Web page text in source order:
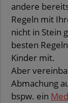
andere
Regeln mit
nicht in Stein
besten
Kinder mit.
Aber
Abmachung
bspw. ein